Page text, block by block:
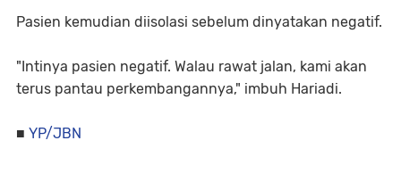
Pasien kemudian diisolasi sebelum dinyatakan negatif.
"Intinya pasien negatif. Walau rawat jalan, kami akan
terus pantau perkembangannya," imbuh Hariadi.
■ YP/JBN